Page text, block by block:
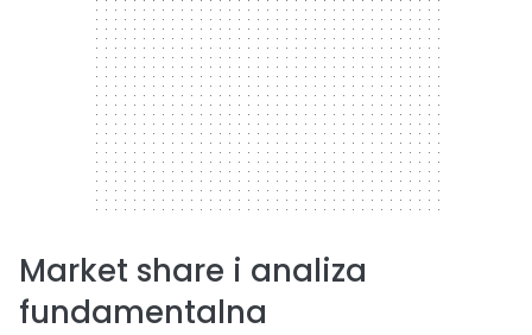
Market share i analiza
fundamentalna